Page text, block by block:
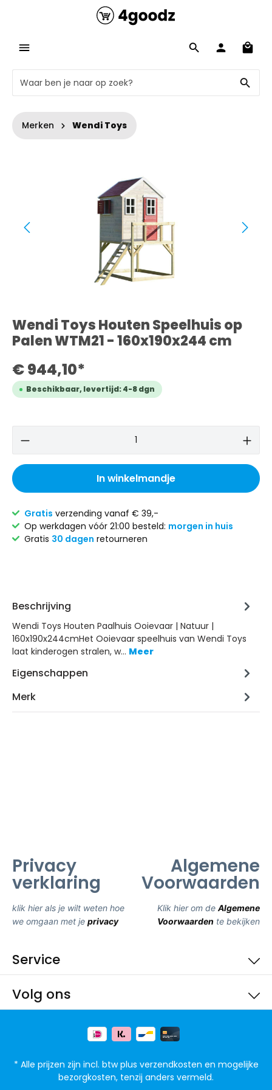
Merken Wendi Toys
Wendi Toys Houten Speelhuis op
Palen WTM21 - 160x190x244 cm
€ 944,10*
Beschikbaar, levertijd: 4-8 dgn
In winkelmandje
Gratis verzending vanaf € 39,-
Op werkdagen vóór 21:00 besteld: morgen in huis
Gratis 30 dagen retourneren
Beschrijving
Wendi Toys Houten Paalhuis Ooievaar | Natuur |
160x190x244cmHet Ooievaar speelhuis van Wendi Toys
laat kinderogen stralen, w… Meer
Eigenschappen
Merk
Privacy
verklaring
klik hier als je wilt weten hoe
we omgaan met je privacy
Algemene
Voorwaarden
Klik hier om de Algemene
Voorwaarden te bekijken
Volg ons
Service
* Alle prijzen zijn incl. btw plus verzendkosten en mogelijke
bezorgkosten, tenzij anders vermeld.